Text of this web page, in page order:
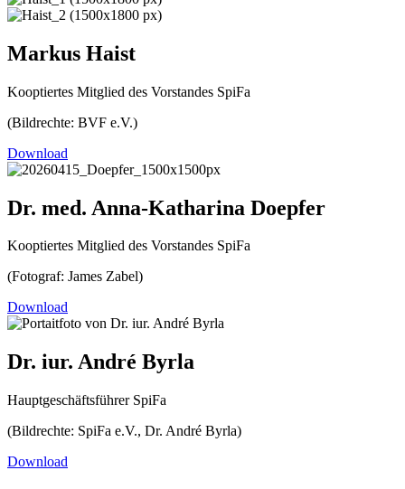
Markus Haist
Kooptiertes Mitglied des Vorstandes SpiFa
(Bildrechte: BVF e.V.)
Download
Dr. med. Anna-Katharina Doepfer
Kooptiertes Mitglied des Vorstandes SpiFa
(Fotograf: James Zabel)
Download
Dr. iur. André Byrla
Hauptgeschäftsführer SpiFa
(Bildrechte: SpiFa e.V., Dr. André Byrla)
Download